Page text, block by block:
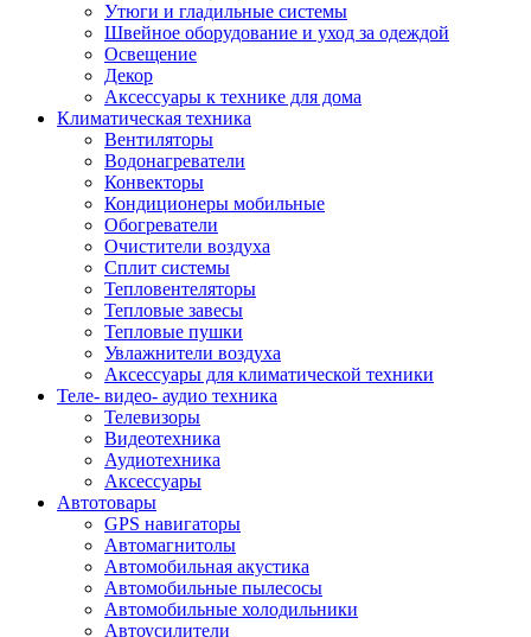
Утюги и гладильные системы
Швейное оборудование и уход за одеждой
Освещение
Декор
Аксессуары к технике для дома
Климатическая техника
Вентиляторы
Водонагреватели
Конвекторы
Кондиционеры мобильные
Обогреватели
Очистители воздуха
Сплит системы
Тепловентеляторы
Тепловые завесы
Тепловые пушки
Увлажнители воздуха
Аксессуары для климатической техники
Теле- видео- аудио техника
Телевизоры
Видеотехника
Аудиотехника
Аксессуары
Автотовары
GPS навигаторы
Автомагнитолы
Автомобильная акустика
Автомобильные пылесосы
Автомобильные холодильники
Автоусилители